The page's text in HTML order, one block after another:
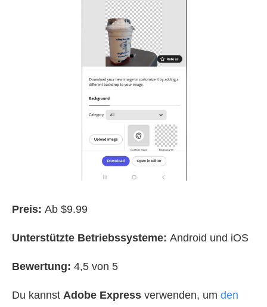
Preis: Ab $9.99
Unterstützte Betriebssysteme: Android und iOS
Bewertung: 4,5 von 5
Du kannst Adobe Express verwenden, um den